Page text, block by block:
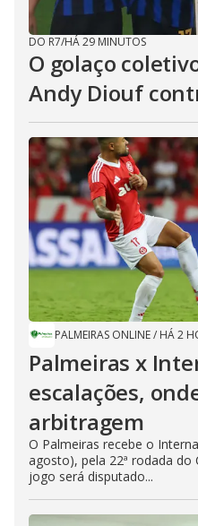
DO R7/HÁ 29 MINUTOS
O golaço
Andy Diouf
PALMEIRAS ONLINE/ HÁ 2
Palmeiras x
escalações,
arbitragem
O Palmeiras recebe o
agosto), pela 22ª rodada do
jogo será disputado...